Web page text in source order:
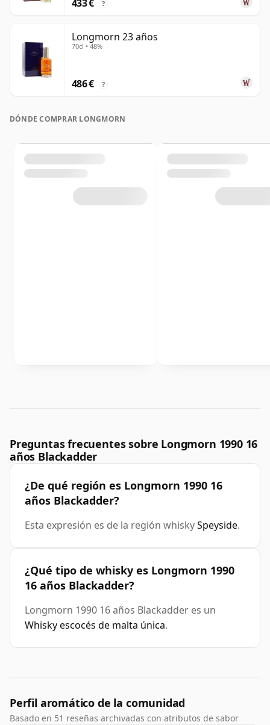
433 € ?
Longmorn 23 años
70cl • 48%
486 € ?
DÓNDE COMPRAR LONGMORN
Preguntas frecuentes sobre Longmorn 1990 16
años Blackadder
¿De qué región es Longmorn 1990 16
años Blackadder?
Esta expresión es de la región whiskySpeyside.
¿Qué tipo de whisky es Longmorn 1990
16 años Blackadder?
Longmorn 1990 16 años Blackadder es un
Whisky escocés de malta única.
Perfil aromático de la comunidad
Basado en 51 reseñas archivadas con atributos de sabor